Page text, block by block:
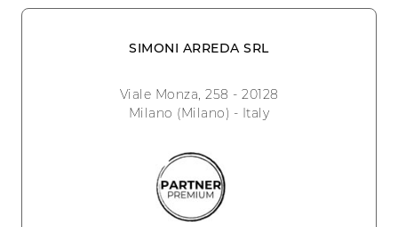
SIMONI ARREDA SRL
Viale Monza, 258 - 20128
Milano (Milano) - Italy